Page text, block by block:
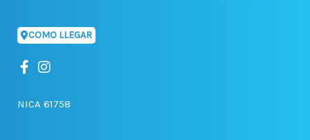
COMO LLEGAR
F
a
e
I
t
NICA 61758